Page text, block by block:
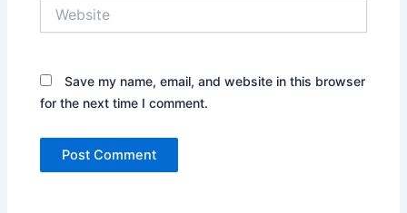
Save my name, email, and website in this browser
for the next time I comment.